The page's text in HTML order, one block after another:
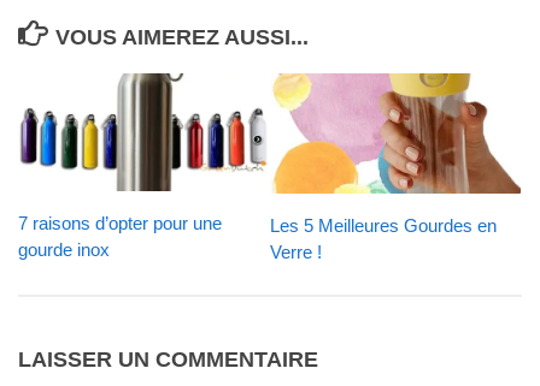
VOUS AIMEREZ AUSSI...
7 raisons d’opter pour une
gourde inox
Les 5 Meilleures Gourdes en
Verre !
LAISSER UN COMMENTAIRE